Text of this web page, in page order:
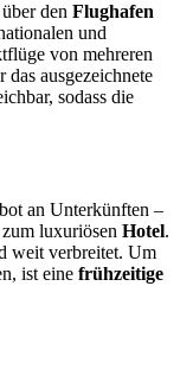
den Flughafen
und
von mehreren
ausgezeichnete
sodass die
an Unterkünften –
luxuriösen Hotel.
weit verbreitet. Um
ist eine frühzeitige